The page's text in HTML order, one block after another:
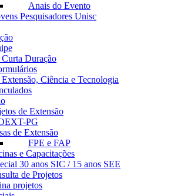
Anais do Evento
Pesquisadores Unisc
Curta Duração
Ciência e Tecnologia
de Extensão
PG
de Extensão
FPE e FAP
e Capacitações
30 anos SIC / 15 anos SEE
de Projetos
projetos